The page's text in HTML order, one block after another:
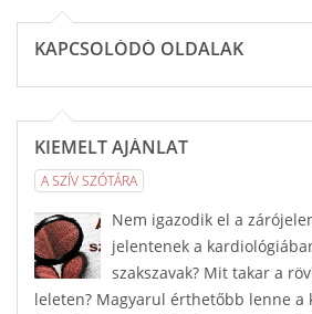
KAPCSOLÓDÓ OLDALAK
KIEMELT AJÁNLAT
A SZÍV SZÓTÁRA
Nem igazodik el a
jelentenek a
szakszavak? Mit takar a
leleten? Magyarul érthetőbb lenne a